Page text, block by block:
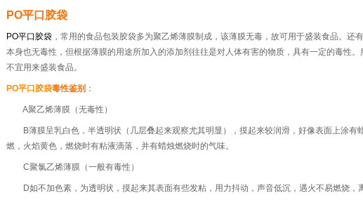
PO平口胶袋
PO平口胶袋 ，常用的食品包装胶袋多为聚乙烯薄膜制成，该薄膜无毒，故可用于盛装食品。还
本身也无毒性，但根据薄膜的用途所加入的添加剂往往是对人体有害的物质，具有一定的毒性
不宜用来盛装食品。
PO平口胶袋毒性鉴别 ：
A聚乙烯薄膜（无毒性）
B薄膜呈乳白色，半透明状（几层叠起来观察尤其明显），摸起来较润滑，好像表面上涂有
燃，火焰黄色，燃烧时有粘液滴落，并有蜡烛燃烧时的气味。
C聚氯乙烯薄膜（一般有毒性）
D如不加色素，为透明状，摸起来其表面有些发粘，用力抖动，声音低沉，遇火不易燃烧，